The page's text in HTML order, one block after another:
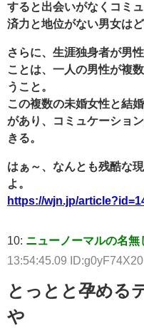
すると出会いがなくコミ
済力と地位がない男女は
さらに、生涯独身者が男
ことは、一人の男性が複
うこと。
この複数の未婚女性と結
があり、コミュケーショ
きる。
はぁ～、なんとも残酷な
よ。
https://wjn.jp/
10: ニューノーマルの名無
13:54:45.09 ID:g0yF74X20
とっとと孕める
や